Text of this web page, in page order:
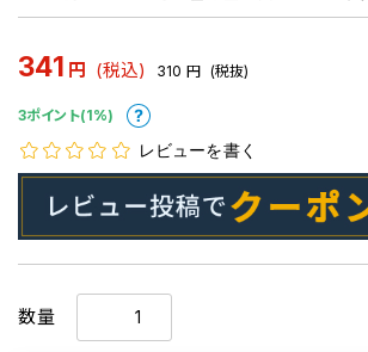
341 円 (税込) 310 円 (税抜)
3ポイント(1%)
レビューを書く
数量